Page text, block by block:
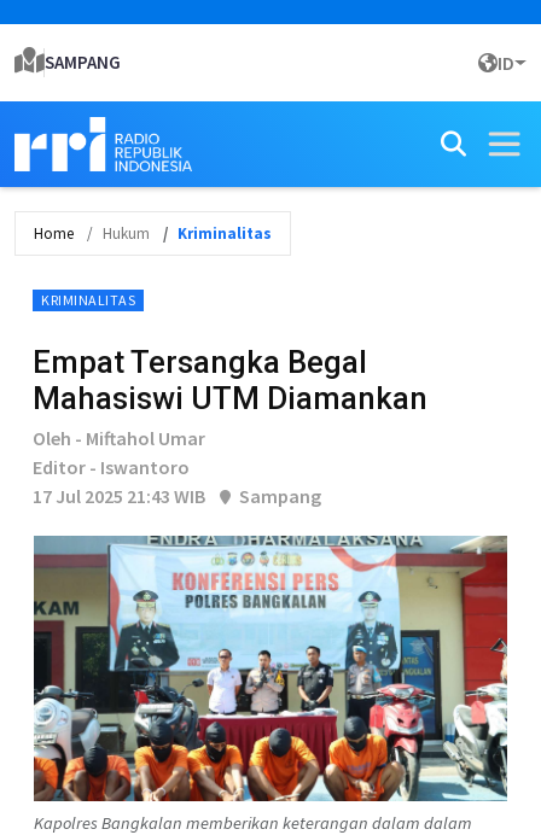
SAMPANG ID
Home Hukum Kriminalitas
KRIMINALITAS
Empat Tersangka Begal
Mahasiswi UTM Diamankan
Oleh - Miftahol Umar
Editor - Iswantoro
17 Jul 2025 21:43 WIB
Sampang
Kapolres Bangkalan memberikan keterangan dalam dalam